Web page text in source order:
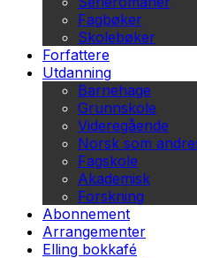
Fagbøker
Skolebøker
Forfattere
Utdanning
Barnehage
Grunnskole
Videregående
Norsk som
Fagskole
Akademisk
Forskning
Abonnement
Arrangementer
Elling bokkafé